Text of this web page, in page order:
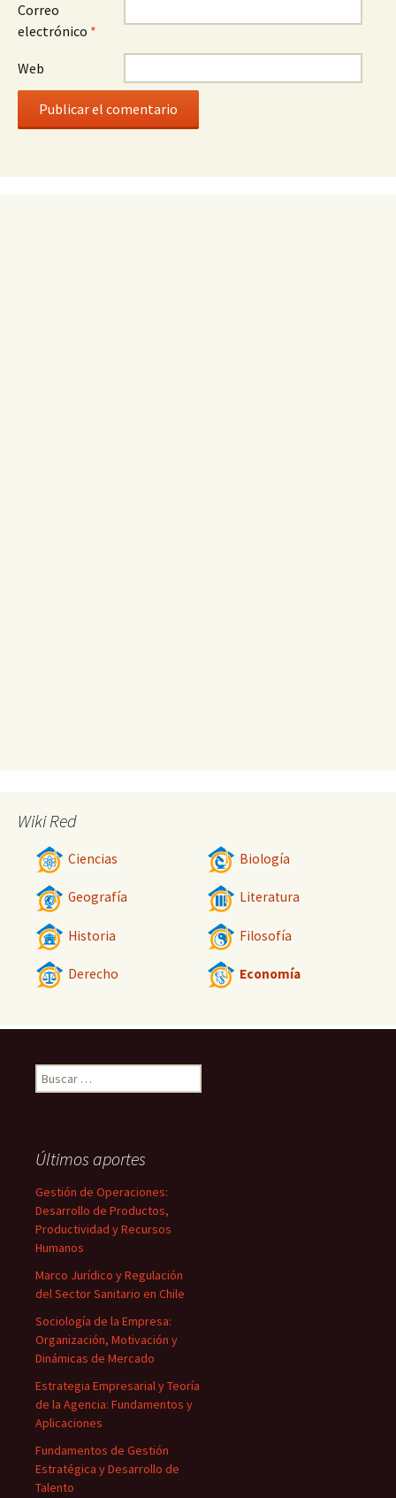
Correo
electrónico *
Web
Wiki Red
Ciencias Biología
Geografía Literatura
Historia Filosofía
Derecho Economía
Buscar:
Últimos aportes
Gestión de Operaciones:
Desarrollo de Productos,
Productividad y Recursos
Humanos
Marco Jurídico y Regulación
del Sector Sanitario en Chile
Sociología de la Empresa:
Organización, Motivación y
Dinámicas de Mercado
Estrategia Empresarial y Teoría
de la Agencia: Fundamentos y
Aplicaciones
Fundamentos de Gestión
Estratégica y Desarrollo de
Talento